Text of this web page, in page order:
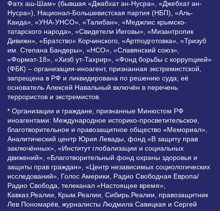
Фатх аш-Шам» (бывшая «Джабхат ан-Нусра», «Джебхат ан-
Нусра»), Национал-Большевистская партия (НБП), «Аль-
Каида», «УНА-УНСО», «Талибан», «Меджлис крымско-
татарского народа», «Свидетели Иеговы», «Мизантропик
Дивижн», «Братство» Корчинского, «Артподготовка», «Тризуб
им. Степана Бандеры», «НСО», «Славянский союз»,
«Формат-18», «Хизб ут-Тахрир», «Фонд борьбы с коррупцией»
(ФБК) – организация-иноагент, признанная экстремистской,
запрещена в РФ и ликвидирована по решению суда; её
основатель Алексей Навальный включён в перечень
террористов и экстремистов.
* Организации и граждане, признанные Минюстом РФ
иноагентами: Международное историко-просветительское,
благотворительное и правозащитное общество «Мемориал»,
Аналитический центр Юрия Левады, фонд «В защиту прав
заключённых», «Институт глобализации и социальных
движений», «Благотворительный фонд охраны здоровья и
защиты прав граждан», «Центр независимых социологических
исследований», Голос Америки, Радио Свободная Европа/
Радио Свобода, телеканал «Настоящее время»,
Кавказ.Реалии, Крым.Реалии, Сибирь.Реалии, правозащитник
Лев Пономарёв, журналисты Людмила Савицкая и Сергей